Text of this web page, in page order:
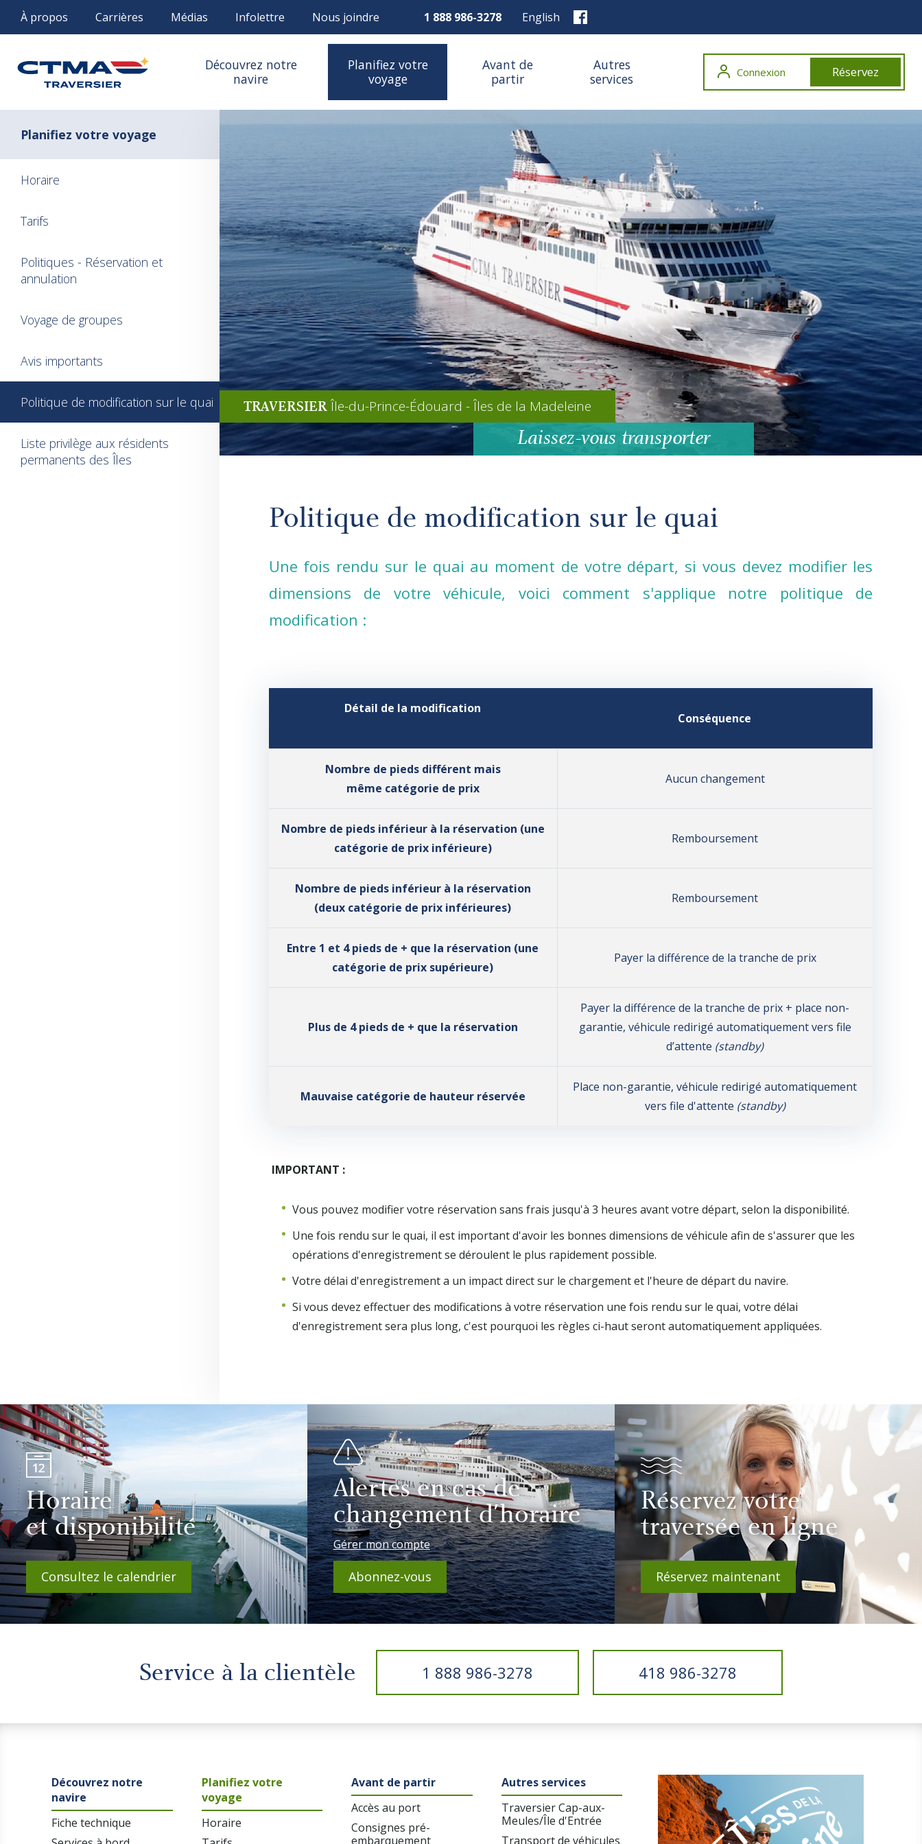
À propos Carrières Médias Infolettre Nous joindre English
1 888 986-3278
Découvrez notre
navire
Planifiez votre
voyage
Avant de
partir
Autres
services
Connexion Réservez
Planifiez votre voyage
Horaire
Tarifs
Politiques - Réservation et
annulation
Voyage de groupes
Avis importants
Politique de modification sur le quai
Liste privilège aux résidents
permanents des Îles
TRAVERSIER Île-du-Prince-Édouard - Îles de la Madeleine
Laissez-vous transporter
Politique de modification sur le quai
Une fois rendu sur le quai au moment de votre départ, si vous devez modifier les
dimensions de votre véhicule, voici comment s'applique notre politique de
modification :
Détail de la modification
Conséquence
Nombre de pieds différent mais
même catégorie de prix
Aucun changement
Nombre de pieds inférieur à la réservation (une
catégorie de prix inférieure)
Remboursement
Nombre de pieds inférieur à la réservation
(deux catégorie de prix inférieures)
Remboursement
Entre 1 et 4 pieds de + que la réservation (une
catégorie de prix supérieure)
Payer la différence de la tranche de prix
Plus de 4 pieds de + que la réservation
Payer la différence de la tranche de prix + place non-
garantie, véhicule redirigé automatiquement vers file
d’attente (standby)
Mauvaise catégorie de hauteur réservée
Place non-garantie, véhicule redirigé automatiquement
vers file d'attente (standby)
IMPORTANT :
Vous pouvez modifier votre réservation sans frais jusqu'à 3 heures avant votre départ, selon la disponibilité.
Une fois rendu sur le quai, il est important d'avoir les bonnes dimensions de véhicule afin de s'assurer que les
opérations d'enregistrement se déroulent le plus rapidement possible.
Votre délai d'enregistrement a un impact direct sur le chargement et l'heure de départ du navire.
Si vous devez effectuer des modifications à votre réservation une fois rendu sur le quai, votre délai
d'enregistrement sera plus long, c'est pourquoi les règles ci-haut seront automatiquement appliquées.
Horaire
et disponibilité
Consultez le calendrier
Alertes en cas de
changement d'horaire
Gérer mon compte
Abonnez-vous
Réservez votre
traversée en ligne
Réservez maintenant
Service à la clientèle 1 888 986-3278 418 986-3278
Découvrez notre
navire
Fiche technique
Planifiez votre
voyage
Horaire
Avant de partir
Accès au port
Consignes pré-
embarquement
Autres services
Traversier Cap-aux-
Meules/Île d'Entrée
Transport de véhicules